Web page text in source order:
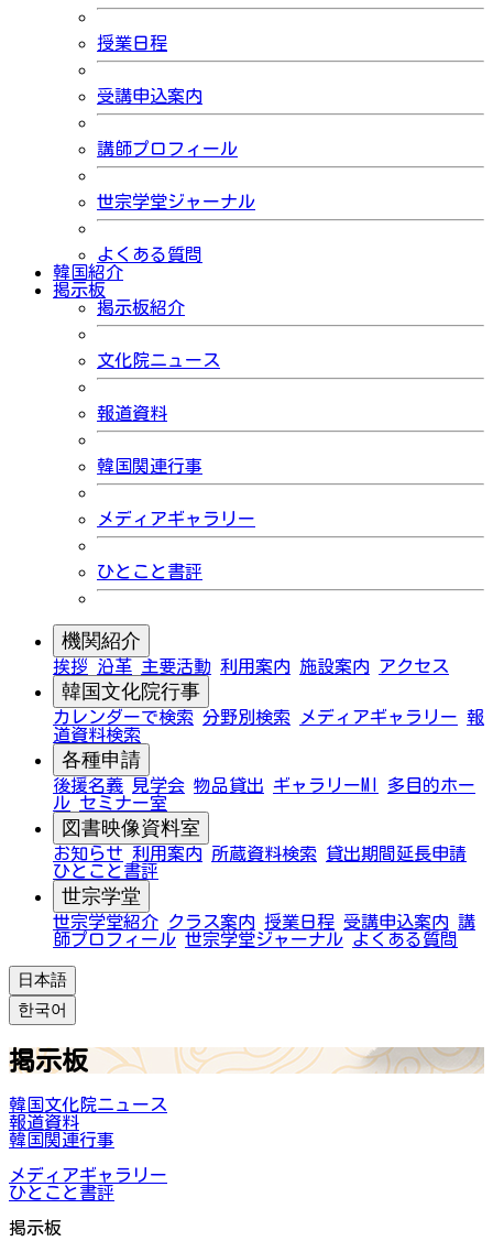
授業日程
受講申込案内
講師プロフィール
世宗学堂ジャーナル
よくある質問
韓国紹介
掲示板
掲示板紹介
文化院ニュース
報道資料
韓国関連行事
メディアギャラリー
ひとこと書評
機関紹介
挨拶 沿革 主要活動 利用案内 施設案内 アクセス
韓国文化院行事
カレンダーで検索 分野別検索 メディアギャラリー 報
道資料検索
各種申請
後援名義 見学会 物品貸出 ギャラリーMI
多目的ホー
ル セミナー室
図書映像資料室
お知らせ 利用案内 所蔵資料検索
貸出期間延長申請
ひとこと書評
世宗学堂
世宗学堂紹介 クラス案内 授業日程 受講申込案内 講
師プロフィール 世宗学堂ジャーナル よくある質問
日本語
한국어
掲示板
韓国文化院ニュース
報道資料
韓国関連行事
メディアギャラリー
ひとこと書評
掲示板